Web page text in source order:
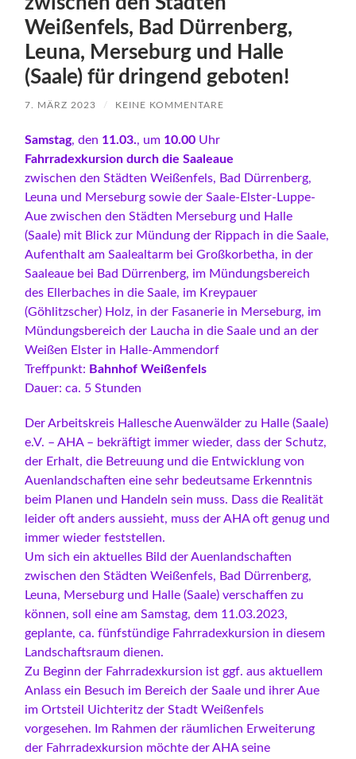
Weißenfels, Bad Dürrenberg,
Leuna, Merseburg und Halle
(Saale) für dringend geboten!
7. MÄRZ 2023 / KEINE KOMMENTARE
Samstag, den 11.03., um 10.00 Uhr
Fahrradexkursion durch die Saaleaue
zwischen den Städten Weißenfels, Bad Dürrenberg,
Leuna und Merse­burg sowie der Saale-Elster-Luppe-
Aue zwischen den Städten Merseburg und Halle
(Saale) mit Blick zur Mündung der Rippach in die Saale,
Auf­enthalt am Saalealtarm bei Großkorbetha, in der
Saaleaue bei Bad Dür­renberg, im Mündungsbereich
des Ellerbaches in die Saale, im Kreypau­er
(Göhlitzscher) Holz, in der Fasanerie in Merseburg, im
Mündungsbe­reich der Laucha in die Saale und an der
Weißen Elster in Halle-Ammen­dorf
Treffpunkt: Bahnhof Weißenfels
Dauer: ca. 5 Stunden
Der Arbeitskreis Hallesche Auenwälder zu Halle (Saale)
e.V. – AHA – bekräftigt immer wieder, dass der Schutz,
der Erhalt, die Betreuung und die Entwicklung von
Auenlandschaften eine sehr bedeutsame Erkenntnis
beim Planen und Handeln sein muss. Dass die Realität
leider oft anders aussieht, muss der AHA oft genug und
immer wieder feststellen.
Um sich ein aktuelles Bild der Auenlandschaften
zwischen den Städten Weißenfels, Bad Dürrenberg,
Leuna, Merseburg und Halle (Saale) verschaffen zu
können, soll eine am Samstag, dem 11.03.2023,
geplante, ca. fünfstündige Fahrradexkursion in diesem
Landschaftsraum dienen.
Zu Beginn der Fahrradexkursion ist ggf. aus aktuellem
Anlass ein Besuch im Bereich der Saale und ihrer Aue
im Ortsteil Uichteritz der Stadt Weißenfels
vorgesehen. Im Rahmen der räumlichen Erweiterung
der Fahrradexkursion möchte der AHA seine